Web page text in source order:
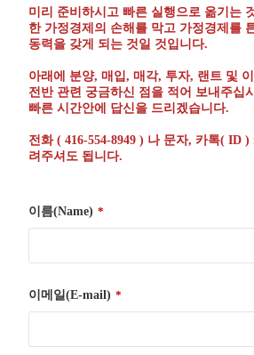
미리 준비하시고 빠른 실행으로 옮기는
한 가정경제의 손해를 막고 가정경제를
동력을 갖게 되는 것일 것입니다.
아래에 분양, 매입, 매각, 투자, 랜트 및
전반 관련 궁금하신 점을 적어 보내주십
빠른 시간안에 답신을 드리겠습니다.
전화 ( 416-554-8949 ) 나 문자, 카톡( ID )
려주셔도 됩니다.
이름(Name) *
이메일(E-mail) *